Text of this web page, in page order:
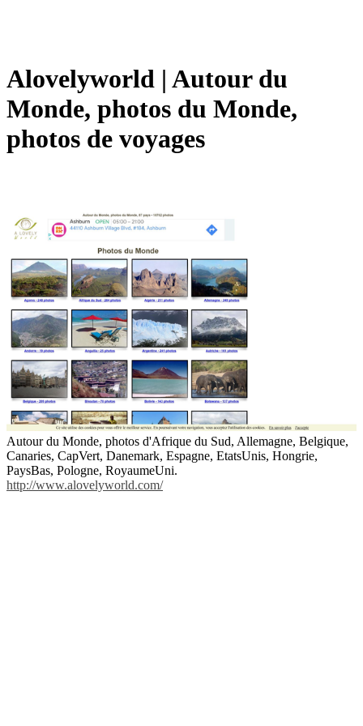
Alovelyworld | Autour du
Monde, photos du Monde,
photos de voyages
Autour du Monde, photos d'Afrique du Sud, Allemagne, Belgique,
Canaries, CapVert, Danemark, Espagne, EtatsUnis, Hongrie,
PaysBas, Pologne, RoyaumeUni.
http://www.alovelyworld.com/